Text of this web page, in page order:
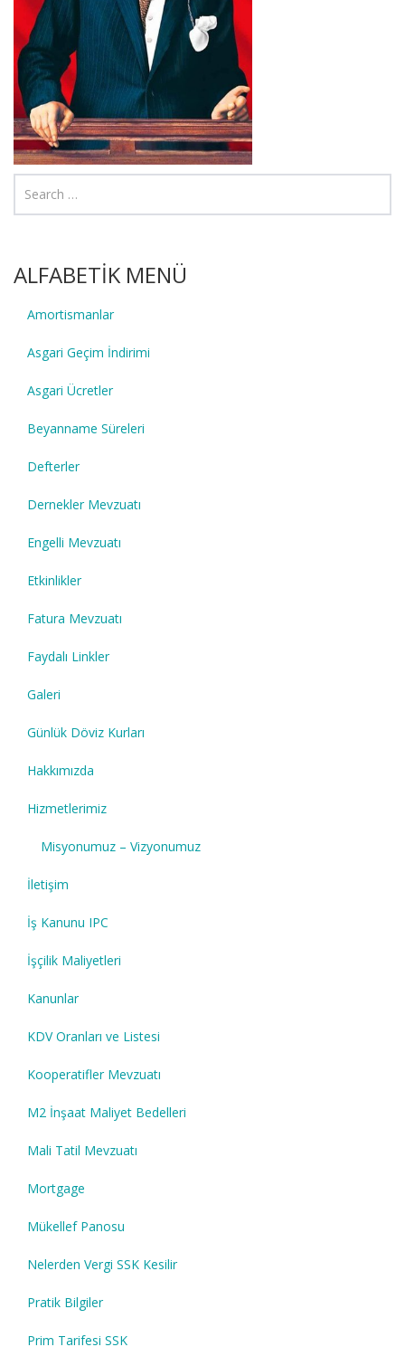
ALFABETİK MENÜ
Amortismanlar
Asgari Geçim İndirimi
Asgari Ücretler
Beyanname Süreleri
Defterler
Dernekler Mevzuatı
Engelli Mevzuatı
Etkinlikler
Fatura Mevzuatı
Faydalı Linkler
Galeri
Günlük Döviz Kurları
Hakkımızda
Hizmetlerimiz
Misyonumuz – Vizyonumuz
İletişim
İş Kanunu IPC
İşçilik Maliyetleri
Kanunlar
KDV Oranları ve Listesi
Kooperatifler Mevzuatı
M2 İnşaat Maliyet Bedelleri
Mali Tatil Mevzuatı
Mortgage
Mükellef Panosu
Nelerden Vergi SSK Kesilir
Pratik Bilgiler
Prim Tarifesi SSK